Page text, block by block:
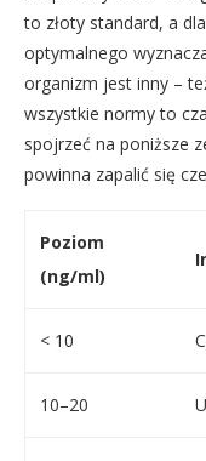
to złoty standard, a
optymalnego
organizm jest inny –
wszystkie normy to
spojrzeć na poniższe
powinna zapalić się
Poziom
(ng/ml)
< 10
10–20